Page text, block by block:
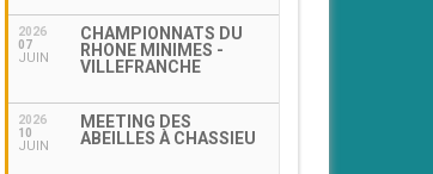
2026
07
JUIN
CHAMPIONNATS DU
RHONE MINIMES -
VILLEFRANCHE
2026
10
JUIN
MEETING DES
ABEILLES À CHASSIEU